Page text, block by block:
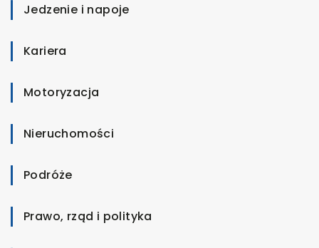
Jedzenie i napoje
Kariera
Motoryzacja
Nieruchomości
Podróże
Prawo, rząd i polityka